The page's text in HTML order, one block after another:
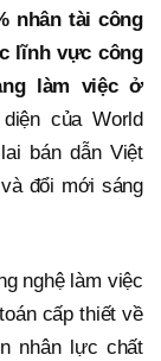
nhân tài công
lĩnh vực công
làm việc ở
của World
bán dẫn Việt
đổi mới sáng
nghệ làm việc
cấp thiết về
nhân lực chất